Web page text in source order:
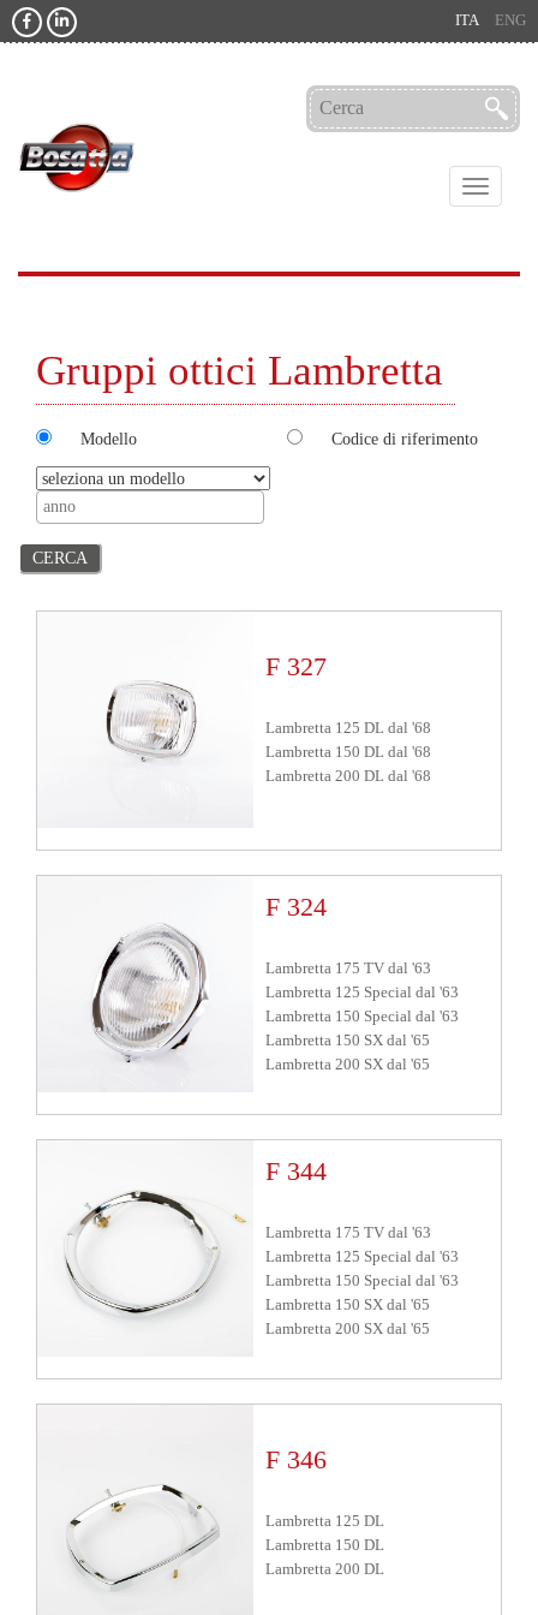
ITA ENG
Toggle
Gruppi ottici Lambretta
Modello Codice di riferimento
F 327
Lambretta 125 DL dal '68
Lambretta 150 DL dal '68
Lambretta 200 DL dal '68
F 324
Lambretta 175 TV dal '63
Lambretta 125 Special dal '63
Lambretta 150 Special dal '63
Lambretta 150 SX dal '65
Lambretta 200 SX dal '65
F 344
Lambretta 175 TV dal '63
Lambretta 125 Special dal '63
Lambretta 150 Special dal '63
Lambretta 150 SX dal '65
Lambretta 200 SX dal '65
F 346
Lambretta 125 DL
Lambretta 150 DL
Lambretta 200 DL